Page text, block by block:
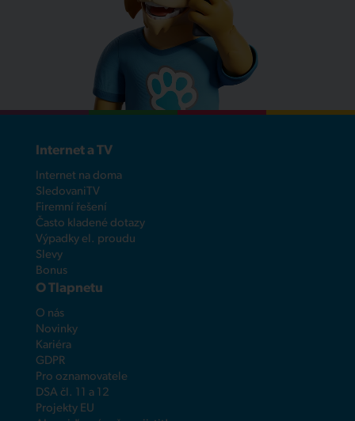
Internet a TV
Internet na doma
SledovaniTV
Firemní řešení
Často kladené dotazy
Výpadky el. proudu
Slevy
Bonus
O Tlapnetu
O nás
Novinky
Kariéra
GDPR
Pro oznamovatele
DSA čl. 11 a 12
Projekty EU